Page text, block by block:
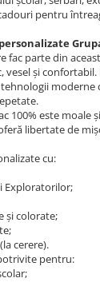
pentru
fac parte din
vesel și
moderne
100% este moale
libertate de
cu:
Exploratorilor;
și colorate;
cerere).
pentru: